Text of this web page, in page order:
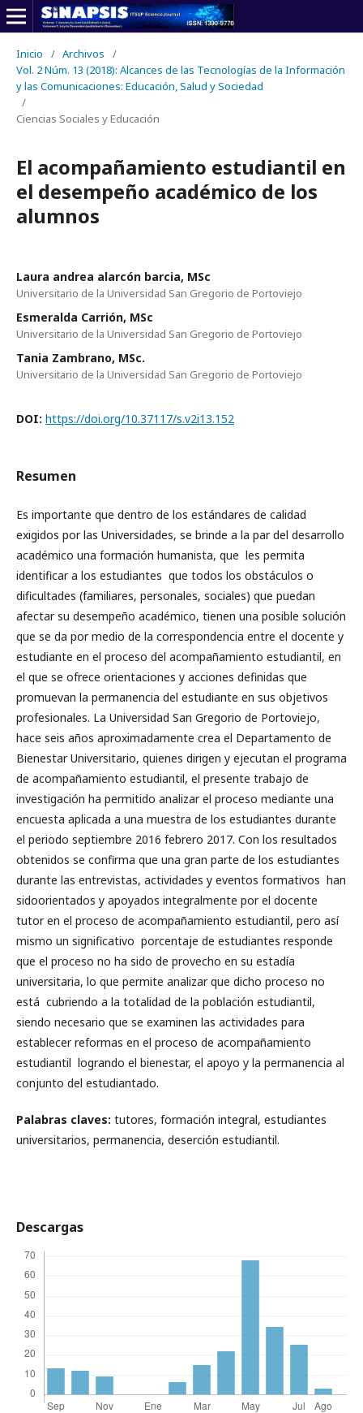
Inicio / Archivos
/
Vol. 2 Núm. 13 (2018): Alcances de las Tecnologías de la Información
y las Comunicaciones: Educación, Salud y Sociedad
/
Ciencias Sociales y Educación
El acompañamiento estudiantil en
el desempeño académico de los
alumnos
Laura andrea alarcón barcia, MSc
Universitario de la Universidad San Gregorio de Portoviejo
Esmeralda Carrión, MSc
Universitario de la Universidad San Gregorio de Portoviejo
Tania Zambrano, MSc.
Universitario de la Universidad San Gregorio de Portoviejo
DOI: https://doi.org/10.37117/s.v2i13.152
Resumen
Es importante que dentro de los estándares de calidad
exigidos por las Universidades, se brinde a la par del desarrollo
académico una formación humanista, que les permita
identificar a los estudiantes que todos los obstáculos o
dificultades (familiares, personales, sociales) que puedan
afectar su desempeño académico, tienen una posible solución
que se da por medio de la correspondencia entre el docente y
estudiante en el proceso del acompañamiento estudiantil, en
el que se ofrece orientaciones y acciones definidas que
promuevan la permanencia del estudiante en sus objetivos
profesionales. La Universidad San Gregorio de Portoviejo,
hace seis años aproximadamente crea el Departamento de
Bienestar Universitario, quienes dirigen y ejecutan el programa
de acompañamiento estudiantil, el presente trabajo de
investigación ha permitido analizar el proceso mediante una
encuesta aplicada a una muestra de los estudiantes durante
el periodo septiembre 2016 febrero 2017. Con los resultados
obtenidos se confirma que una gran parte de los estudiantes
durante las entrevistas, actividades y eventos formativos han
sidoorientados y apoyados integralmente por el docente
tutor en el proceso de acompañamiento estudiantil, pero así
mismo un significativo porcentaje de estudiantes responde
que el proceso no ha sido de provecho en su estadía
universitaria, lo que permite analizar que dicho proceso no
está cubriendo a la totalidad de la población estudiantil,
siendo necesario que se examinen las actividades para
establecer reformas en el proceso de acompañamiento
estudiantil logrando el bienestar, el apoyo y la permanencia al
conjunto del estudiantado.
Palabras claves: tutores, formación integral, estudiantes
universitarios, permanencia, deserción estudiantil.
Descargas